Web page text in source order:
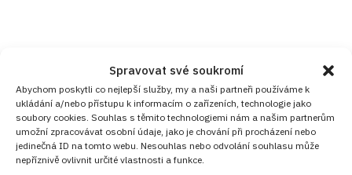
Spravovat své soukromí
Abychom poskytli co nejlepší služby, my a naši partneři používáme k
ukládání a/nebo přístupu k informacím o zařízeních, technologie jako
soubory cookies. Souhlas s těmito technologiemi nám a našim partnerům
umožní zpracovávat osobní údaje, jako je chování při procházení nebo
jedinečná ID na tomto webu. Nesouhlas nebo odvolání souhlasu může
nepříznivě ovlivnit určité vlastnosti a funkce.